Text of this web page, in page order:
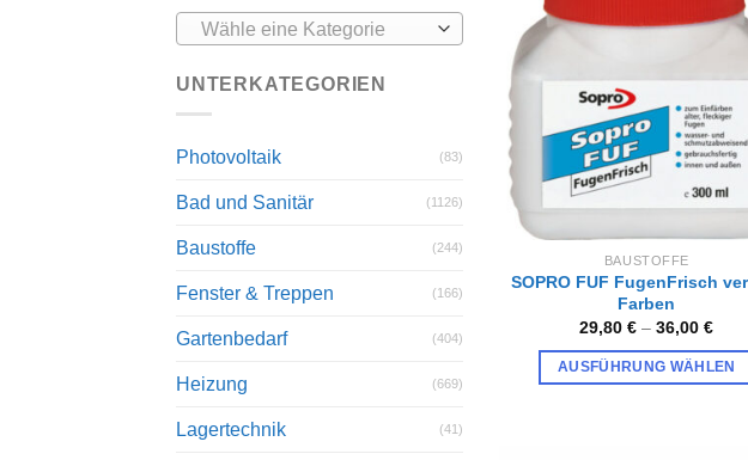
Wähle eine Kategorie
UNTERKATEGORIEN
Photovoltaik (83)
Bad und Sanitär (1126)
Baustoffe (244)
Fenster & Treppen (166)
Gartenbedarf (404)
Heizung (669)
Lagertechnik (41)
Zur
BAUSTOFFE
SOPRO FUF FugenFrisch
Farben
29,80€ –36,00€
AUSFÜHRUNG WÄHLEN